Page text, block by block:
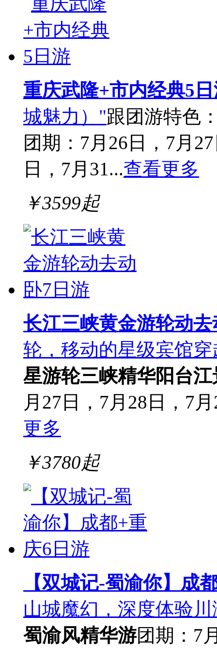
重庆武隆+市内经典5
城魅力）"跟团游特色
团期：7月26日，7月
日，7月31...查看更多
￥3599起
长江三峡黄金游轮动
轮，移动的星级宾馆
星游轮三峡精华阳台江
月27日，7月28日，7
更多
￥3780起
【双城记-蜀渝你】成
山城魔幻，深度体验
蜀渝风精华游团期：7